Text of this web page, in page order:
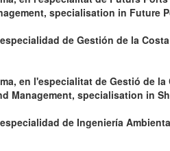
specialisation in Future
de Gestión de la Costa
en l'especialitat de Gestió de la
Management, specialisation in
de Ingeniería